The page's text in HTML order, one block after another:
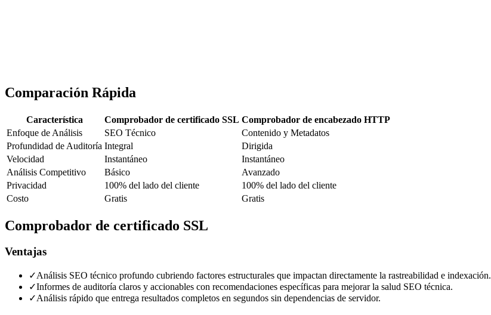
Comparación Rápida
Característica Comprobador de certificado SSL Comprobador de encabezado HTTP
Enfoque de Análisis
SEO Técnico
Contenido y Metadatos
Profundidad de Auditoría Integral
Dirigida
Velocidad
Instantáneo
Instantáneo
Análisis Competitivo
Básico
Avanzado
Privacidad
100% del lado del cliente
100% del lado del cliente
Costo
Gratis Gratis
Comprobador de certificado SSL
Ventajas
✓Análisis SEO técnico profundo cubriendo factores estructurales que impactan directamente la rastreabilidad e indexación.
✓Informes de auditoría claros y accionables con recomendaciones específicas para mejorar la salud SEO técnica.
✓Análisis rápido que entrega resultados completos en segundos sin dependencias de servidor.